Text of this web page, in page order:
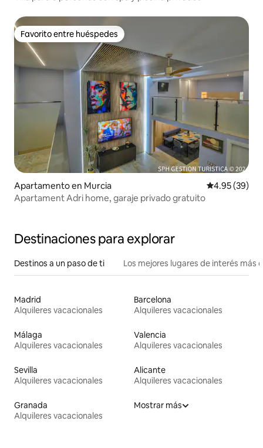
Favorito entre huéspedes
Favorito entre huéspedes
Apartamento en Murcia Calificación
4.95 (39)
Apartament Adri home, garaje privado gratuito
Destinaciones para explorar
Destinos a un paso de ti Los mejores lugares de interés más
Madrid
Alquileres vacacionales
Barcelona
Alquileres vacacionales
Málaga
Alquileres vacacionales
Valencia
Alquileres vacacionales
Sevilla
Alquileres vacacionales
Alicante
Alquileres vacacionales
Granada
Alquileres vacacionales
Mostrar más